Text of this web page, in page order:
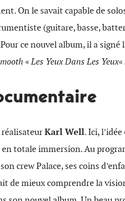
On le savait capable de
(guitare, basse,
ce nouvel album, il a signé
«Les Yeux Dans Les Yeux«
Karl Well. Ici,
totale immersion. Au
crew Palace, ses coins
de mieux comprendre la